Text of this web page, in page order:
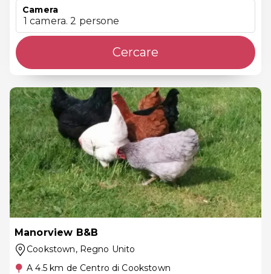
Camera
1 camera. 2 persone
Cercare
Manorview B&B
Cookstown, Regno Unito
A 4.5 km de Centro di Cookstown